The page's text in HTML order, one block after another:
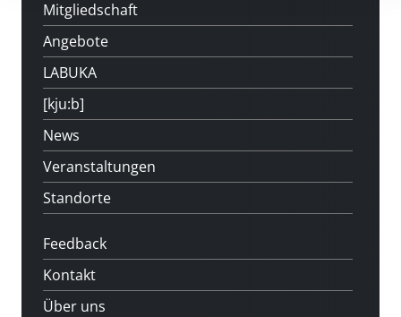
Mitgliedschaft
Angebote
LABUKA
[kju:b]
News
Veranstaltungen
Standorte
Feedback
Kontakt
Über uns